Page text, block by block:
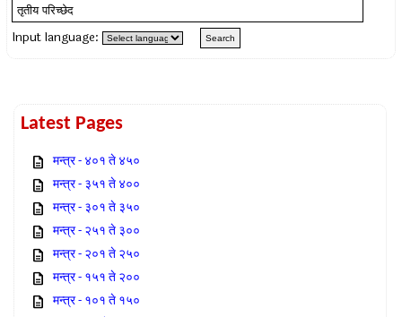
Input language:
Latest Pages
मन्त्र - ४०१ ते ४५०
मन्त्र - ३५१ ते ४००
मन्त्र - ३०१ ते ३५०
मन्त्र - २५१ ते ३००
मन्त्र - २०१ ते २५०
मन्त्र - १५१ ते २००
मन्त्र - १०१ ते १५०